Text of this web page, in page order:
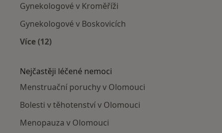
Gynekologové v Kroměříži
Gynekologové v Boskovicích
Více (12)
Nejčastěji léčené nemoci
Menstruační poruchy v Olomouci
Bolesti v těhotenství v Olomouci
Menopauza v Olomouci